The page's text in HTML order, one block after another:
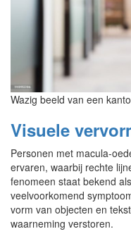
Wazig beeld van een
Visuele
Personen met macula-
ervaren, waarbij rechte
fenomeen staat bekend
veelvoorkomend
vorm van objecten en
waarneming verstoren.